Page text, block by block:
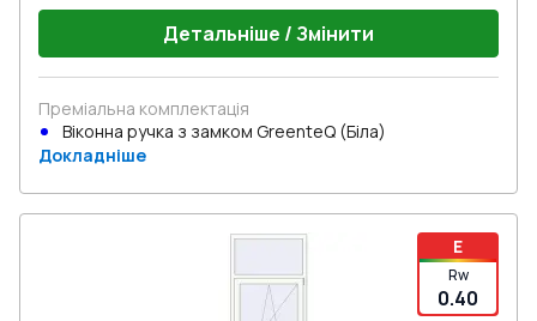
Детальніше / Змінити
Преміальна комплектація
Віконна ручка з замком GreenteQ (Біла)
Докладніше
E
Rw
0.40